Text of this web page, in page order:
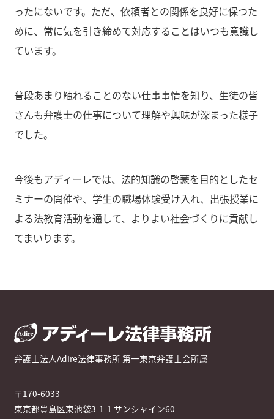
ったにないです。ただ、依頼者との関係を良好に保つた
めに、常に気を引き締めて対応することはいつも意識し
ています。
普段あまり触れることのない仕事事情を知り、生徒の皆
さんも弁護士の仕事について理解や興味が深まった様子
でした。
今後もアディーレでは、法的知識の啓蒙を目的としたセ
ミナーの開催や、学生の職場体験受け入れ、出張授業に
よる法教育活動を通して、よりよい社会づくりに貢献し
てまいります。
弁護士法人AdIre法律事務所 第一東京弁護士会所属
〒170-6033
東京都豊島区東池袋3-1-1 サンシャイン60